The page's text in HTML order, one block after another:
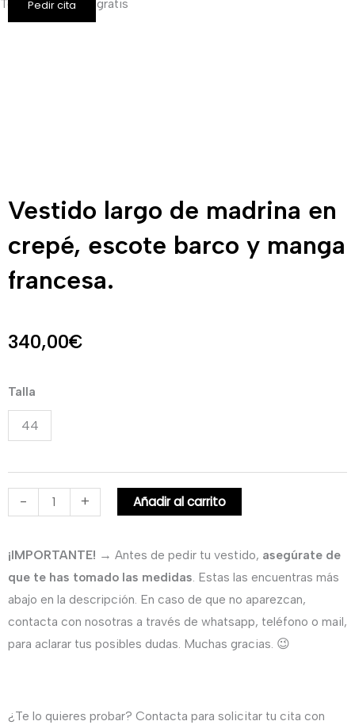
Pedir cita
Todos los envíos gratis
Vestido largo de madrina en
crepé, escote barco y manga
francesa.
340,00€
Talla
44
-
Vestido
largo
en
crepé,
manga
francesa.
+ Añadir al carrito
¡IMPORTANTE! → Antes de pedir tu vestido, asegúrate de
que te has tomado las medidas. Estas las encuentras más
abajo en la descripción. En caso de que no aparezcan,
contacta con nosotras a través de whatsapp, teléfono o mail,
para aclarar tus posibles dudas. Muchas gracias. 😉
¿Te lo quieres probar? Contacta para solicitar tu cita con